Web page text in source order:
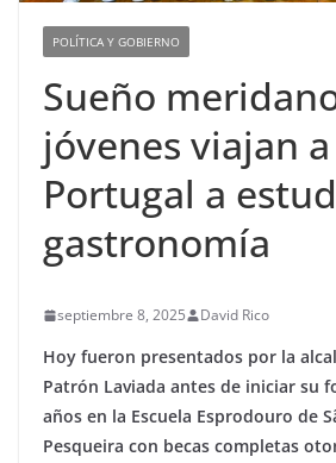
POLÍTICA Y GOBIERNO
Sueño
jóvenes viajan a
Portugal a
gastronomía
septiembre 8, 2025 David Rico
Hoy fueron presentados por la
Patrón Laviada antes de iniciar su
años en la Escuela Esprodouro de
Pesqueira con becas completas